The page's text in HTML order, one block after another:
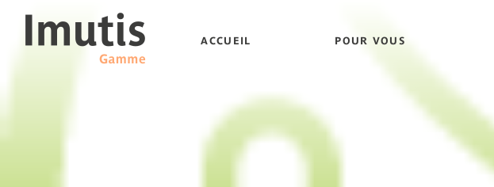
ACCUEIL POUR VOUS